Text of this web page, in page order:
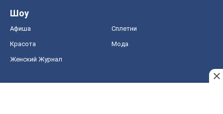
Шоу
Афиша Сплетни
Красота Мода
Женский Журнал